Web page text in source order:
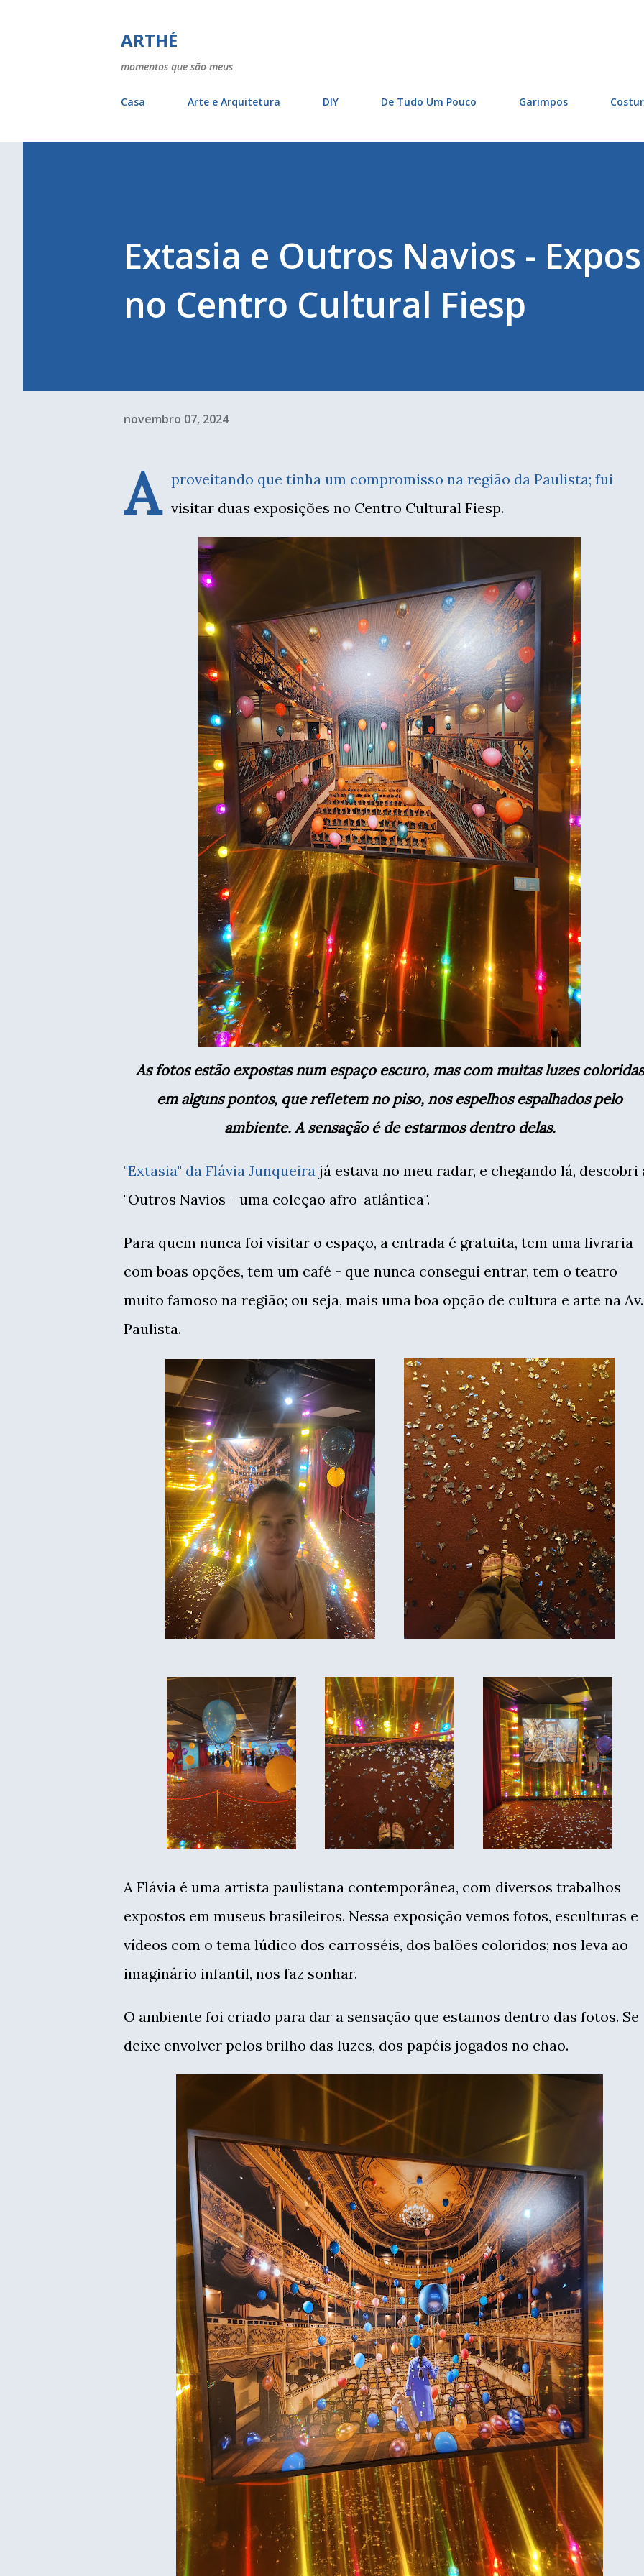
ARTHÉ
momentos que são meus
Casa Arte e Arquitetura DIY De Tudo Um Pouco Garimpos
Extasia e Outros Navios -
no Centro Cultural Fiesp
novembro 07, 2024
A
proveitando que tinha um compromisso na região da Paulista; fui
visitar duas exposições no Centro Cultural Fiesp.
As fotos estão expostas num espaço escuro, mas com muitas luzes coloridas
em alguns pontos, que refletem no piso, nos espelhos espalhados pelo
ambiente. A sensação é de estarmos dentro delas.
"Extasia" da Flávia Junqueira já estava no meu radar, e chegando lá, descobri
"Outros Navios - uma coleção afro-atlântica".
Para quem nunca foi visitar o espaço, a entrada é gratuita, tem uma livraria
com boas opções, tem um café - que nunca consegui entrar, tem o teatro
muito famoso na região; ou seja, mais uma boa opção de cultura e arte na Av.
Paulista.
A Flávia é uma artista paulistana contemporânea, com diversos trabalhos
expostos em museus brasileiros. Nessa exposição vemos fotos, esculturas e
vídeos com o tema lúdico dos carrosséis, dos balões coloridos; nos leva ao
imaginário infantil, nos faz sonhar.
O ambiente foi criado para dar a sensação que estamos dentro das fotos. Se
deixe envolver pelos brilho das luzes, dos papéis jogados no chão.